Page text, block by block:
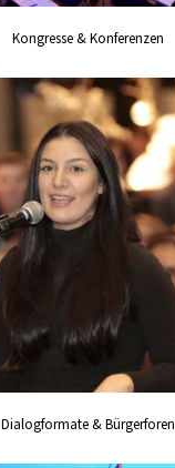
Kongresse & Konferenzen
Dialogformate & Bürgerforen